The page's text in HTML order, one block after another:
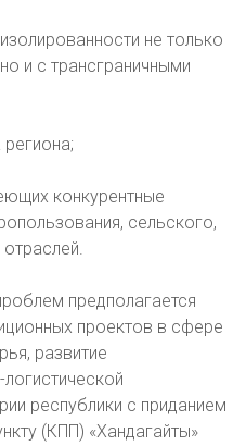
не только
и с трансграничными
конкурентные
сельского,
предполагается
проектов в сфере
развитие
республики с приданием
(КПП) «Хандагайты»